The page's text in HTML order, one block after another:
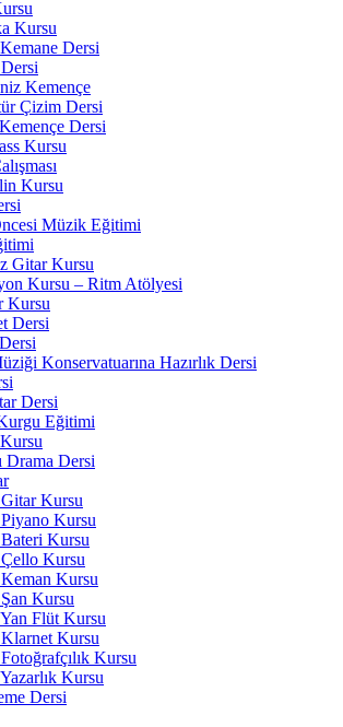
Kursu
Dersi
Kemençe
Çizim Dersi
Dersi
Kursu
Kursu
Müzik Eğitimi
Gitar Kursu
Kursu – Ritm Atölyesi
Kursu
Dersi
Konservatuarına Hazırlık Dersi
Dersi
Eğitimi
Drama Dersi
Kursu
Kursu
Kursu
Kursu
Kursu
Kursu
Flüt Kursu
Kursu
Kursu
Kursu
Dersi